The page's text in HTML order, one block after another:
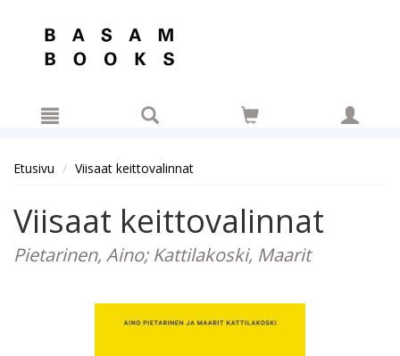
Etusivu Viisaat keittovalinnat
Viisaat keittovalinnat
Pietarinen, Aino; Kattilakoski, Maarit